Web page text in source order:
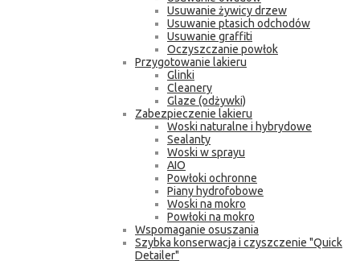
Usuwanie żywicy drzew
Usuwanie ptasich odchodów
Usuwanie graffiti
Oczyszczanie powłok
Przygotowanie lakieru
Glinki
Cleanery
Glaze (odżywki)
Zabezpieczenie lakieru
Woski naturalne i hybrydowe
Sealanty
Woski w sprayu
AIO
Powłoki ochronne
Piany hydrofobowe
Woski na mokro
Powłoki na mokro
Wspomaganie osuszania
Szybka konserwacja i czyszczenie "Quick
Detailer"